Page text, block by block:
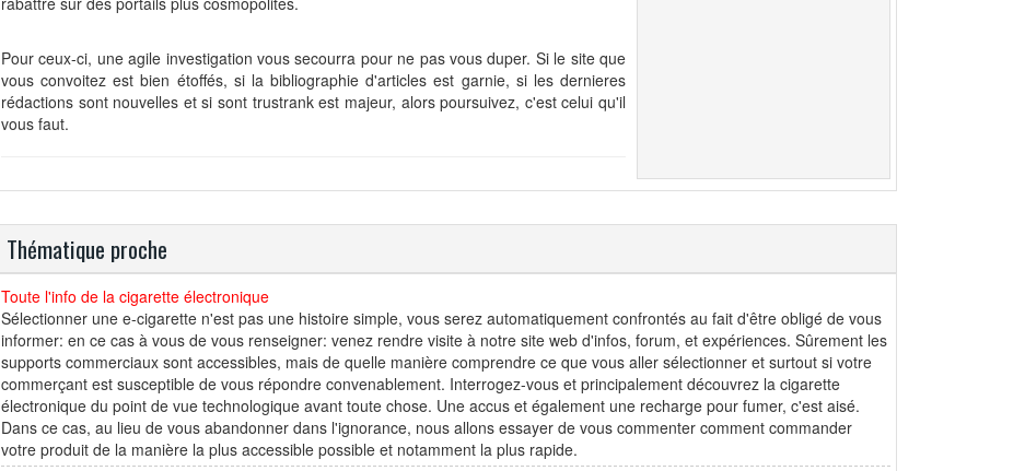
Pour ceux-ci, une agile investigation vous secourra pour ne pas vous duper. Si le site que
vous convoitez est bien étoffés, si la bibliographie d'articles est garnie, si les dernieres
rédactions sont nouvelles et si sont trustrank est majeur, alors poursuivez, c'est celui qu'il
vous faut.
Thématique proche
Toute l'info de la cigarette électronique
Sélectionner une e-cigarette n'est pas une histoire simple, vous serez automatiquement confrontés au fait d'être obligé de vous
informer: en ce cas à vous de vous renseigner: venez rendre visite à notre site web d'infos, forum, et expériences. Sûrement les
supports commerciaux sont accessibles, mais de quelle manière comprendre ce que vous aller sélectionner et surtout si votre
commerçant est susceptible de vous répondre convenablement. Interrogez-vous et principalement découvrez la cigarette
électronique du point de vue technologique avant toute chose. Une accus et également une recharge pour fumer, c'est aisé.
Dans ce cas, au lieu de vous abandonner dans l'ignorance, nous allons essayer de vous commenter comment commander
votre produit de la manière la plus accessible possible et notamment la plus rapide.